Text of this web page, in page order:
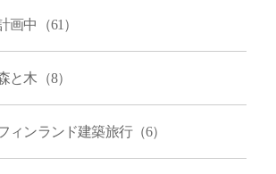
画中（61）
と木（8）
ィンランド建築旅行（6）